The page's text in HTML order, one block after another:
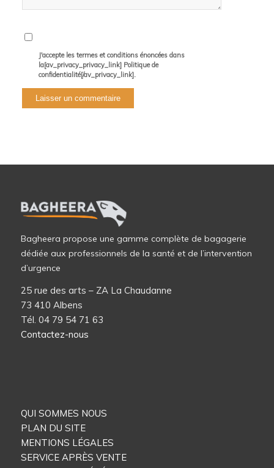
J'accepte les termes et conditions énoncées dans
la[av_privacy_privacy_link] Politique de
confidentialité[/av_privacy_link].
Bagheera propose une gamme complète de bagagerie
dédiée aux professionnels de la santé et de l’intervention
d’urgence
25 rue des arts – ZA La Chaudanne
73 410 Albens
Tél. 04 79 54 71 63
Contactez-nous
QUI SOMMES NOUS
PLAN DU SITE
MENTIONS LÉGALES
SERVICE APRÈS VENTE